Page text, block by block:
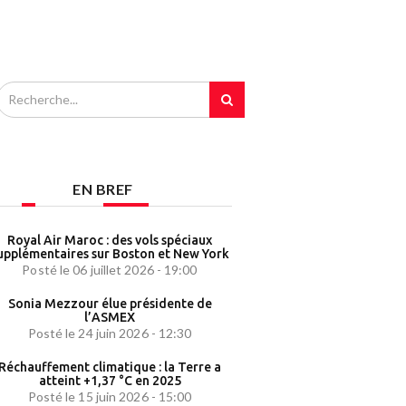
EN BREF
Royal Air Maroc : des vols spéciaux
sur Boston et New York
Posté le 06 juillet 2026 - 19:00
Sonia Mezzour élue présidente de
l’ASMEX
Posté le 24 juin 2026 - 12:30
climatique : la Terre a
atteint +1,37 °C en 2025
Posté le 15 juin 2026 - 15:00